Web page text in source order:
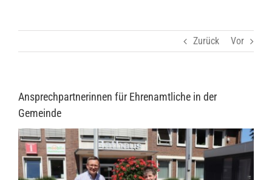
Zurück Vor
Ansprechpartnerinnen für Ehrenamtliche in der
Gemeinde
Zeige
grösseres
Bild